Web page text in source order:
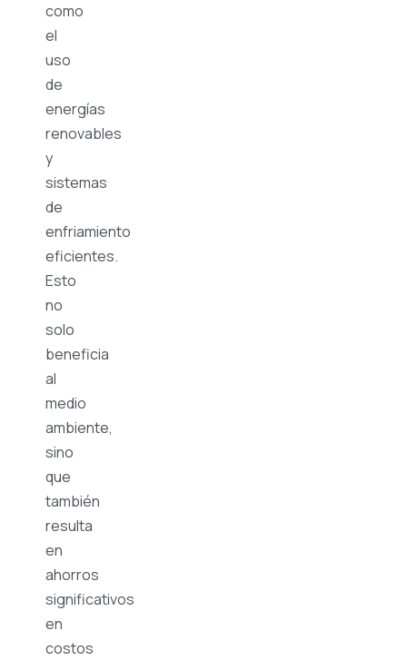
como
el
uso
de
energías
renovables
y
sistemas
de
enfriamiento
eficientes.
Esto
no
solo
beneficia
al
medio
ambiente,
sino
que
también
resulta
en
ahorros
significativos
en
costos